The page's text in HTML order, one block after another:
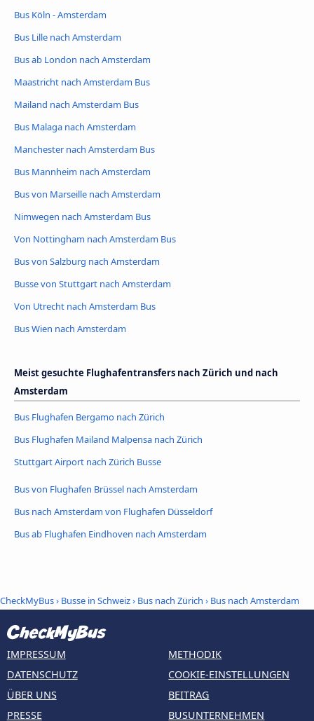
Bus Köln - Amsterdam
Bus Lille nach Amsterdam
Bus ab London nach Amsterdam
Maastricht nach Amsterdam Bus
Mailand nach Amsterdam Bus
Bus Malaga nach Amsterdam
Manchester nach Amsterdam Bus
Bus Mannheim nach Amsterdam
Bus von Marseille nach Amsterdam
Nimwegen nach Amsterdam Bus
Von Nottingham nach Amsterdam Bus
Bus von Salzburg nach Amsterdam
Busse von Stuttgart nach Amsterdam
Von Utrecht nach Amsterdam Bus
Bus Wien nach Amsterdam
Meist gesuchte Flughafentransfers nach Zürich und nach
Amsterdam
Bus Flughafen Bergamo nach Zürich
Bus Flughafen Mailand Malpensa nach Zürich
Stuttgart Airport nach Zürich Busse
Bus von Flughafen Brüssel nach Amsterdam
Bus nach Amsterdam von Flughafen Düsseldorf
Bus ab Flughafen Eindhoven nach Amsterdam
CheckMyBus› Busse in Schweiz› Bus nach Zürich › Bus nach Amsterdam
IMPRESSUM
DATENSCHUTZ
ÜBER UNS
PRESSE
METHODIK
COOKIE-EINSTELLUNGEN
BEITRAG
BUSUNTERNEHMEN